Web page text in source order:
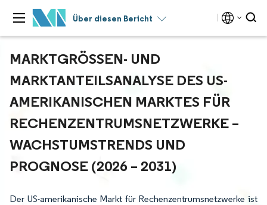
Über diesen Bericht
MARKTGRÖSSEN- UND M
ARKTANTEILSANALYSE DES US-A
MERIKANISCHEN MARKTES FÜR R
ECHENZENTRUMSNETZWERKE – W
ACHSTUMSTRENDS UND P
ROGNOSE (2026 – 2031)
Der US-amerikanische Markt für Rechenzentrumsnetzwerke ist